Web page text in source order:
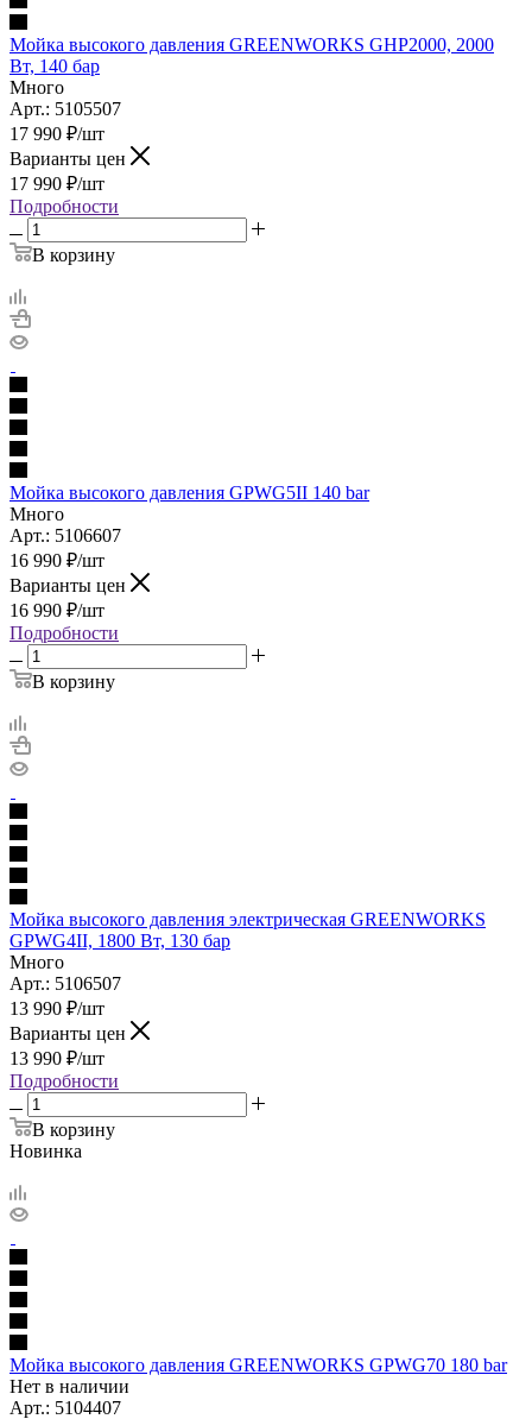
Мойка высокого давления GREENWORKS GHP2000, 2000
Вт, 140 бар
Много
Арт.: 5105507
17 990 ₽/шт
Варианты цен
17 990 ₽/шт
Подробности
В корзину
Мойка высокого давления GPWG5II 140 bar
Много
Арт.: 5106607
16 990 ₽/шт
Варианты цен
16 990 ₽/шт
Подробности
В корзину
Мойка высокого давления электрическая GREENWORKS
GPWG4II, 1800 Вт, 130 бар
Много
Арт.: 5106507
13 990 ₽/шт
Варианты цен
13 990 ₽/шт
Подробности
В корзину
Новинка
Мойка высокого давления GREENWORKS GPWG70 180 bar
Нет в наличии
Арт.: 5104407